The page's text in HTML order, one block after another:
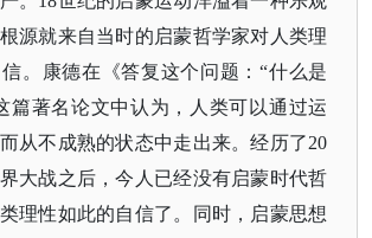
源就来自当时的启蒙哲学家对人类理
。康德在《答复这个问题：“什么是
篇著名论文中认为，人类可以通过运
从不成熟的状态中走出来。经历了20
大战之后，今人已经没有启蒙时代哲
理性如此的自信了。同时，启蒙思想